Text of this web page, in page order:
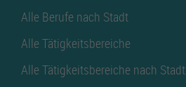
Alle Berufe nach Stadt
Alle Tätigkeitsbereiche
Alle Tätigkeitsbereiche nach Stadt